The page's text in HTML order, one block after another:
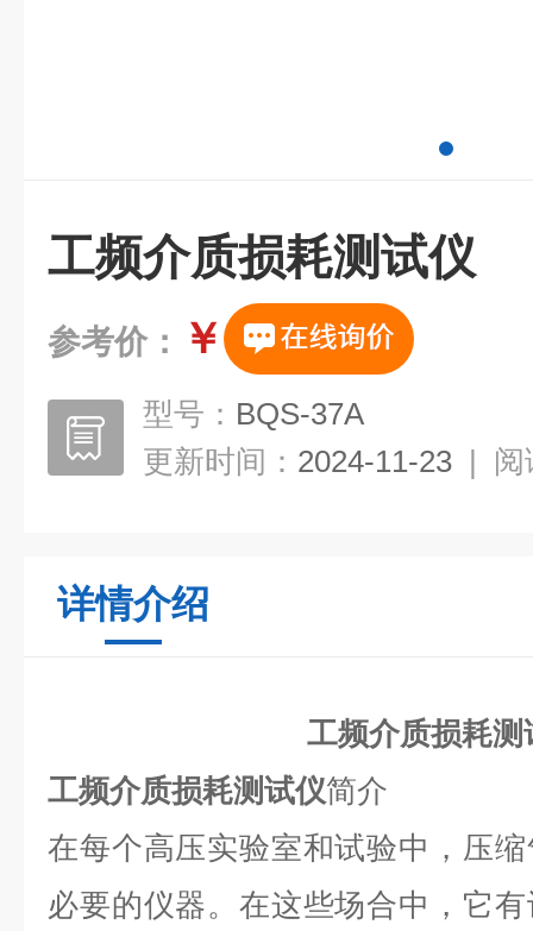
工频介质损耗测试仪
参考价： ￥
型号： BQS-37A
更新时间： 2024-11-23 | 阅
详情介绍
工频介质损耗测
工频介质损耗测试仪简介
在每个高压实验室和试验中，压
必要的仪器。在这些场合中，它